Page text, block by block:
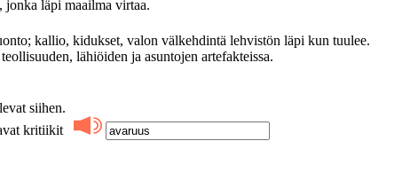
läpi maailma virtaa.
kallio, kidukset, valon välkehdintä lehvistön läpi kun tuulee.
lähiöiden ja asuntojen artefakteissa.
siihen.
kritiikit